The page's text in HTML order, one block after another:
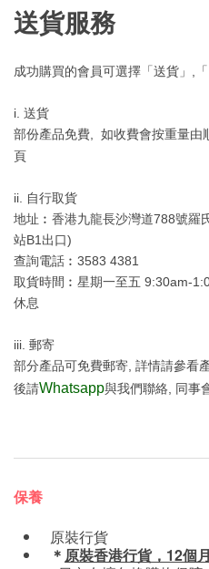
送貨服務
成功購買的會員可選擇「送貨」,
i. 送貨
部份產品免費, 如收費會按重量由
頁
ii. 自行取貨
地址︰香港九龍長沙灣道788號羅
站B1出口)
查詢電話︰3583 4381
取貨時間︰星期一至五 9:30am-
休息
iii. 郵寄
部分產品可免費郵寄, 詳情請參看
後請Whatsapp與我們聯絡, 同事
保養
原裝行貨
＊ 原裝香港行貨，12個